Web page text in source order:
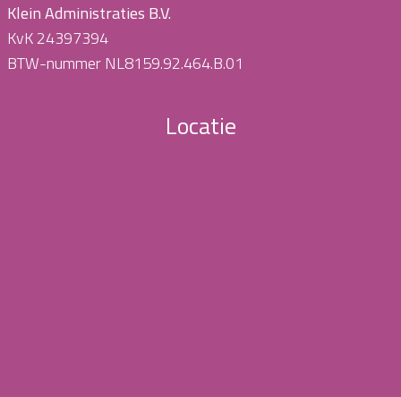
Klein Administraties B.V.
KvK 24397394
BTW-nummer NL8159.92.464.B.01
Locatie